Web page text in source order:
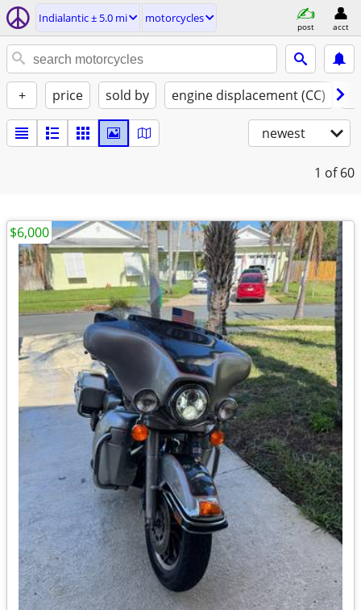
Indialantic ± 5.0 mi motorcycles
post acct
+ price sold by engine displacement (CC)
newest
1 of 60
$6,000